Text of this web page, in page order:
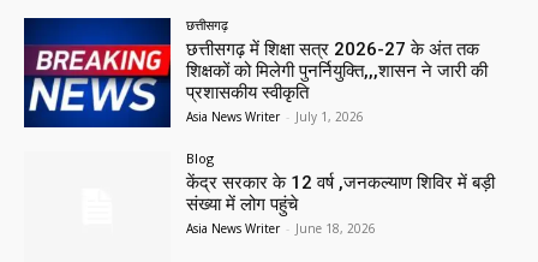
छत्तीसगढ़
छत्तीसगढ़ में शिक्षा सत्र 2026-27 के अंत तक
शिक्षकों को मिलेगी पुनर्नियुक्ति,,,शासन ने जारी की
प्रशासकीय स्वीकृति
Asia News Writer - July 1, 2026
Blog
केंद्र सरकार के 12 वर्ष ,जनकल्याण शिविर में बड़ी
संख्या में लोग पहुंचे
Asia News Writer - June 18, 2026